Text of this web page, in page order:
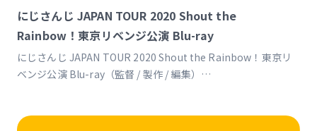
にじさんじ JAPAN TOUR 2020 Shout the
Rainbow！東京リベンジ公演 Blu-ray
にじさんじ JAPAN TOUR 2020 Shout the Rainbow！東京リ
ベンジ公演 Blu-ray（監督 / 製作 / 編集）